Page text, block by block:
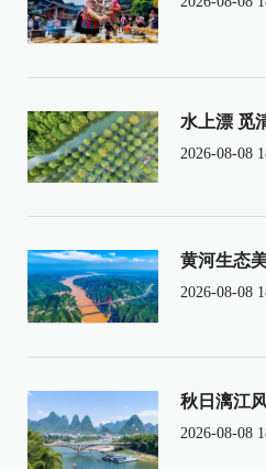
水上漂 觅
2026-08-08
黄河生态
2026-08-08
秋日漓江
2026-08-08